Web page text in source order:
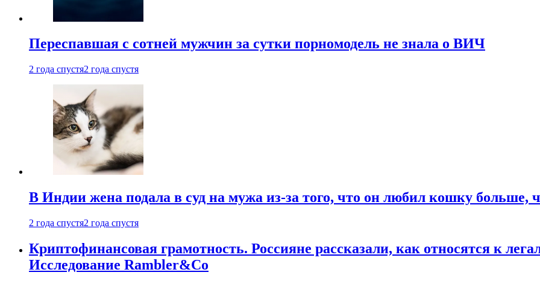
Переспавшая с сотней мужчин за сутки порномодель не знала о ВИЧ
2 года спустя2 года спустя
В Индии жена подала в суд на мужа из-за того, что он любил кошку больше,
2 года спустя2 года спустя
Криптофинансовая грамотность. Россияне рассказали, как относятся к
Исследование Rambler&Co